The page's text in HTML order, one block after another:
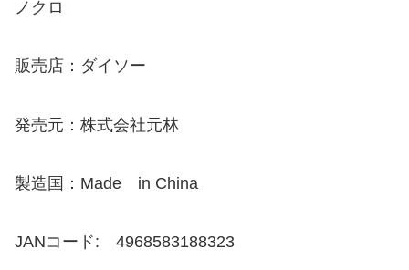
ノクロ
販売店：ダイソー
発売元：株式会社元林
製造国：Made in China
JANコード: 4968583188323